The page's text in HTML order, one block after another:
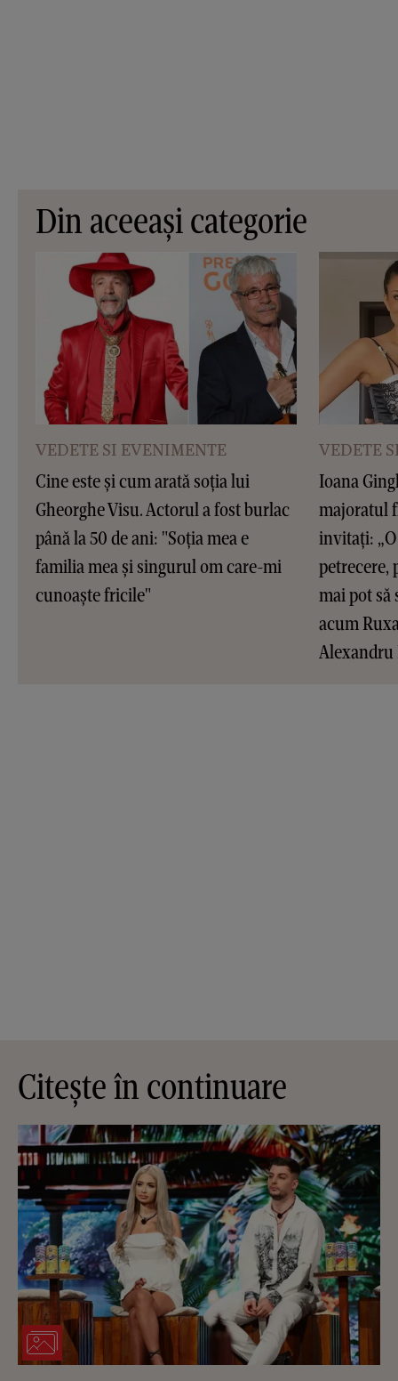
Din aceeași categorie
VEDETE SI EVENIMENTE
Cine este și cum arată soția lui
Gheorghe Visu. Actorul a fost burlac
până la 50 de ani: "Soția mea e
familia mea și singurul om care-mi
cunoaște fricile"
VEDETE
Ioana
majoratul
invitați:
petrecere,
mai pot să
acum
Alexandru
Citește în continuare